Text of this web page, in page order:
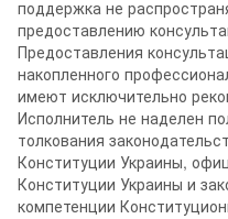
поддержка не
предоставлению
Предоставления
накопленного
имеют исключительно
Исполнитель не наделен
толкования
Конституции Украины,
Конституции Украины и
компетенции